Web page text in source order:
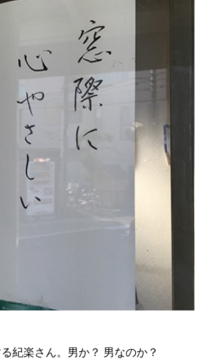
紀楽さん。男か？ 男なのか？